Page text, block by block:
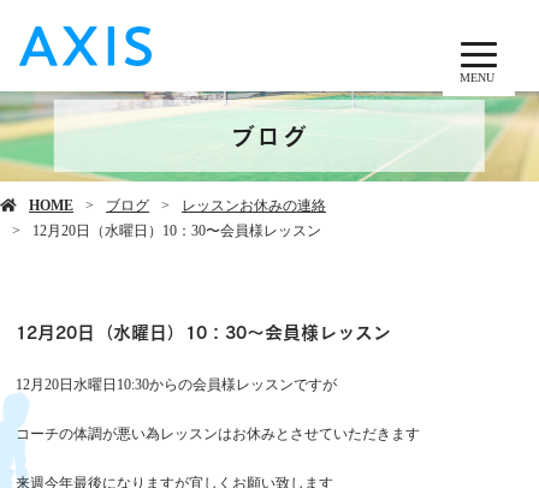
MENU
ブログ
HOME ブログ
レッスンお休みの連絡
12月20日（水曜日）10：30〜会員様レッスン
12月20日（水曜日）10：30〜会員様レッスン
12月20日水曜日10:30からの会員様レッスンですが
コーチの体調が悪い為レッスンはお休みとさせていただきます
来週今年最後になりますが宜しくお願い致します